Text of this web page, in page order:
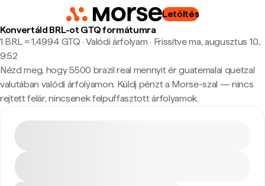
Letöltés
Konvertáld BRL-ot GTQ formátumra
1 BRL ≈ 1,4994 GTQ · Valódi árfolyam · Frissítve ma, augusztus 10.,
9:52
Nézd meg, hogy 5500 brazil real mennyit ér guatemalai quetzal
valutában valódi árfolyamon. Küldj pénzt a Morse-szal — nincs
rejtett felár, nincsenek felpuffasztott árfolyamok.